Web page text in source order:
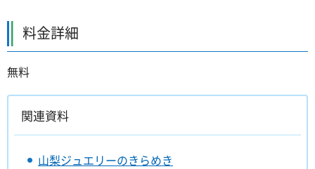
料金詳細
無料
関連資料
山梨ジュエリーのきらめき